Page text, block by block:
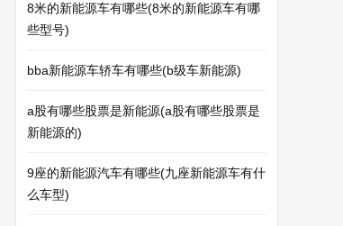
8米的新能源车有哪些(8米的新能源车有哪
些型号)
bba新能源车轿车有哪些(b级车新能源)
a股有哪些股票是新能源(a股有哪些股票是
新能源的)
9座的新能源汽车有哪些(九座新能源车有什
么车型)